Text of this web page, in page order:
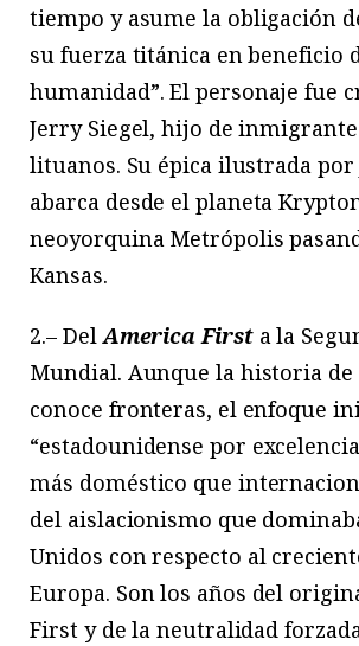
tiempo y asume la obligación
su fuerza titánica en beneficio
humanidad”. El personaje fue
Jerry Siegel, hijo de
lituanos. Su épica ilustrada por
abarca desde el planeta
neoyorquina Metrópolis
Kansas.
2.– DelAmerica Firsta la
Mundial. Aunque la historia de
conoce fronteras, el enfoque
“estadounidense por
más doméstico que
del aislacionismo que
Unidos con respecto al
Europa. Son los años del
First y de la neutralidad